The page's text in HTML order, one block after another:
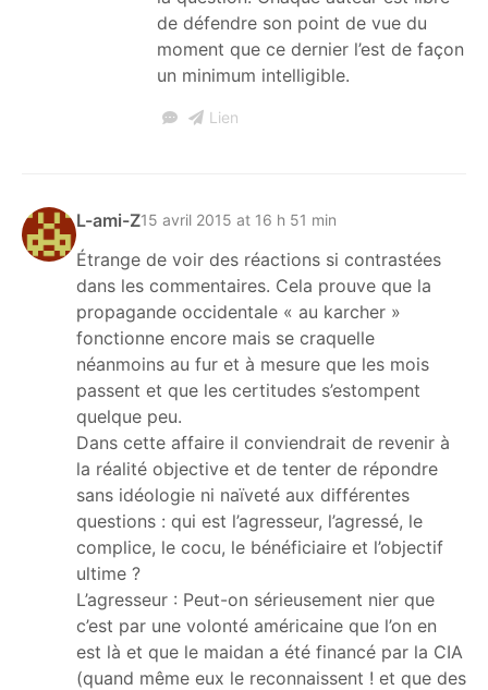
de défendre son point de vue du
moment que ce dernier l’est de façon
un minimum intelligible.
Lien
L-ami-Z15 avril 2015 at 16 h 51 min
Étrange de voir des réactions si contrastées
dans les commentaires. Cela prouve que la
propagande occidentale « au karcher »
fonctionne encore mais se craquelle
néanmoins au fur et à mesure que les mois
passent et que les certitudes s’estompent
quelque peu.
Dans cette affaire il conviendrait de revenir à
la réalité objective et de tenter de répondre
sans idéologie ni naïveté aux différentes
questions : qui est l’agresseur, l’agressé, le
complice, le cocu, le bénéficiaire et l’objectif
ultime ?
L’agresseur : Peut-on sérieusement nier que
c’est par une volonté américaine que l’on en
est là et que le maidan a été financé par la CIA
(quand même eux le reconnaissent ! et que des